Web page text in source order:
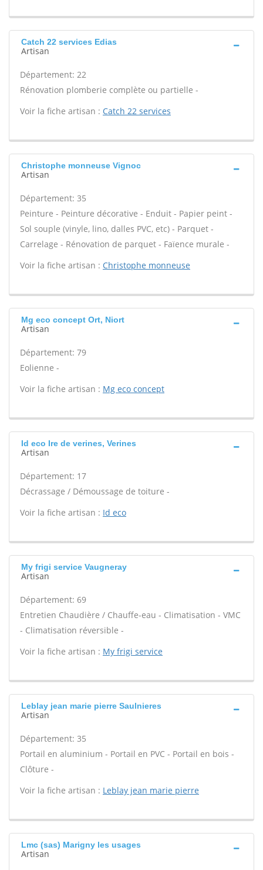
Catch 22 services Edias
Artisan
Département: 22
Rénovation plomberie complète ou partielle -
Voir la fiche artisan : Catch 22 services
Christophe monneuse Vignoc
Artisan
Département: 35
Peinture - Peinture décorative - Enduit - Papier peint -
Sol souple (vinyle, lino, dalles PVC, etc) - Parquet -
Carrelage - Rénovation de parquet - Faïence murale -
Voir la fiche artisan : Christophe monneuse
Mg eco concept Ort, Niort
Artisan
Département: 79
Eolienne -
Voir la fiche artisan : Mg eco concept
Id eco Ire de verines, Verines
Artisan
Département: 17
Décrassage / Démoussage de toiture -
Voir la fiche artisan : Id eco
My frigi service Vaugneray
Artisan
Département: 69
Entretien Chaudière / Chauffe-eau - Climatisation - VMC
- Climatisation réversible -
Voir la fiche artisan : My frigi service
Leblay jean marie pierre Saulnieres
Artisan
Département: 35
Portail en aluminium - Portail en PVC - Portail en bois -
Clôture -
Voir la fiche artisan : Leblay jean marie pierre
Lmc (sas) Marigny les usages
Artisan